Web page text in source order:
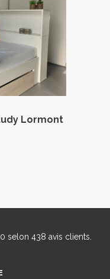
Lormont
selon 438 avis clients.